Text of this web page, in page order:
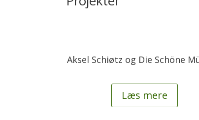
Aksel Schiøtz og Die Schöne
Læs mere